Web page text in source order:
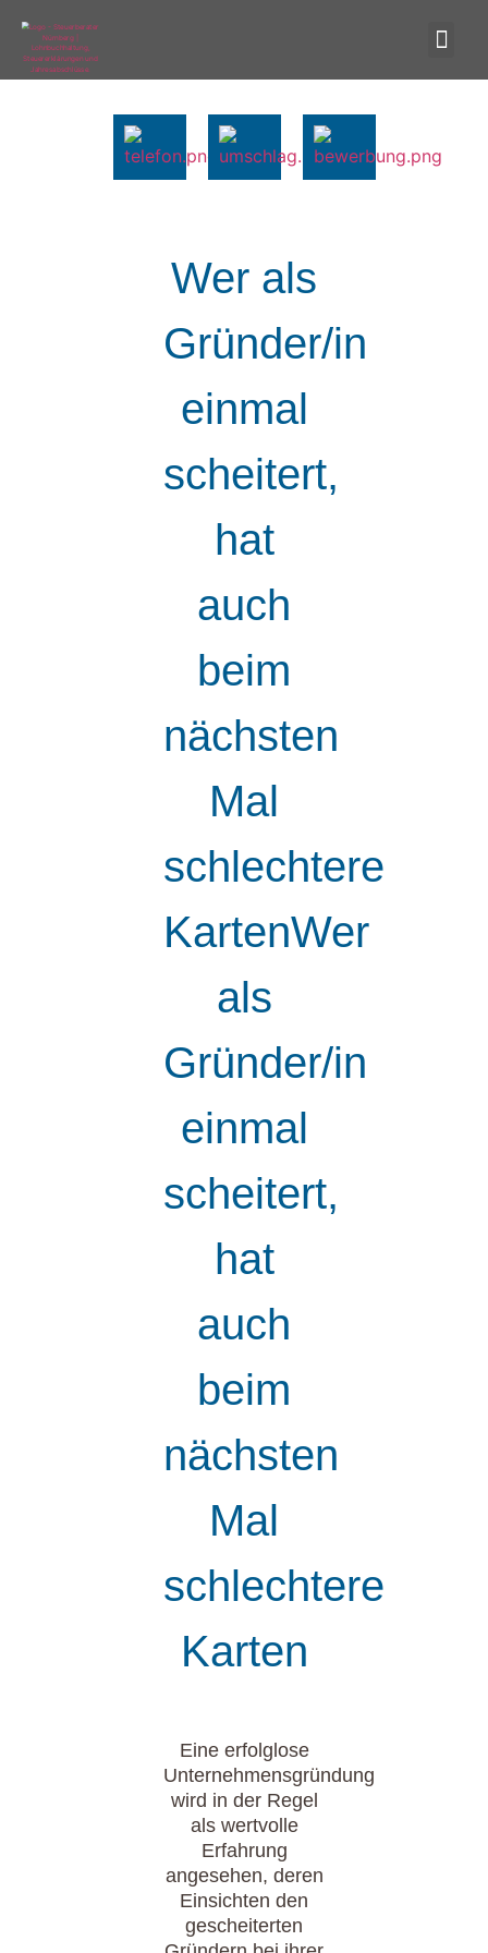
Wer als
Gründer/in
einmal
scheitert,
hat
auch
beim
nächsten
Mal
schlechtere
KartenWer
als
Gründer/in
einmal
scheitert,
hat
auch
beim
nächsten
Mal
schlechtere
Karten
Eine erfolglose
Unternehmensgründung
wird in der Regel
als wertvolle
Erfahrung
angesehen, deren
Einsichten den
gescheiterten